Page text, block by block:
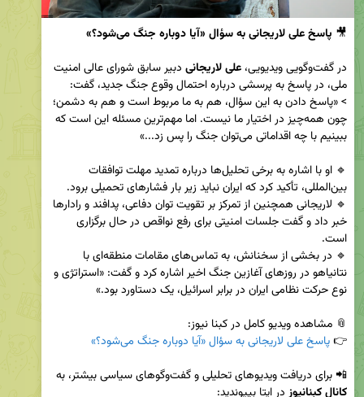
🎥 پاسخ علی لاریجانی به سؤال «آیا دوباره جنگ می‌شود؟»
در گفت‌وگویی ویدیویی،
علی لاریجانی
👉 پاسخ علی لاریجانی به سؤال «آیا دوباره جنگ می‌شود؟»
📲 برای دریافت ویدیوهای تحلیلی و گفت‌وگوهای سیاسی بیشتر، به
کانال کبنانیوز در ایتا بپیوندید: